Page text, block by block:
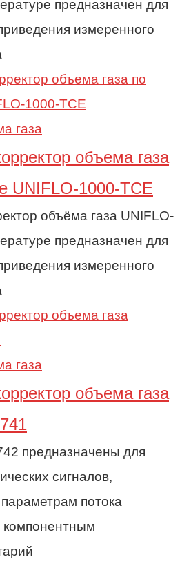
предназначен для
измеренного
газа
объема газа
UNIFLO-1000-TCE
объёма газа UNIFLO-
предназначен для
измеренного
газа
объема газа
предназначены для
сигналов,
потока
компонентным